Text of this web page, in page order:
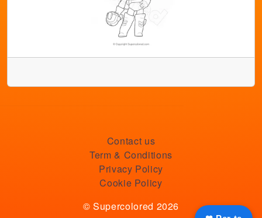
Contact us
Term & Conditions
Privacy Policy
Cookie Policy
© Supercolored 2026